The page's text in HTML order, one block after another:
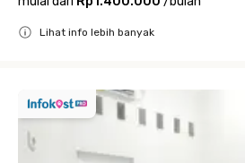
Lihat info lebih banyak